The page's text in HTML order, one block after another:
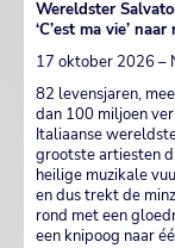
Wereldster
‘C’est ma vie’
17 oktober 2026 –
82 levensjaren,
dan 100 miljoen
Italiaanse
grootste artiesten
heilige muzikale
en dus trekt de
rond met een
een knipoog naar